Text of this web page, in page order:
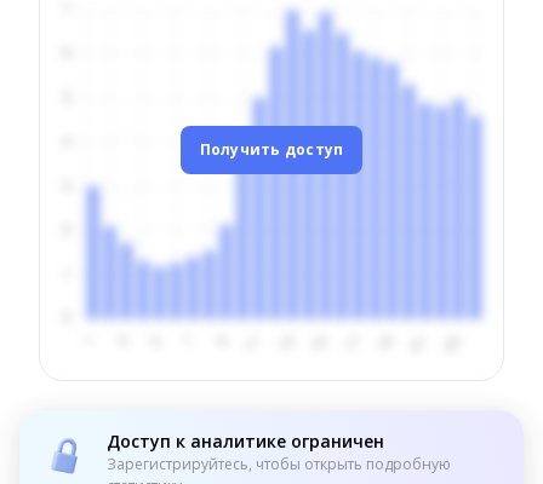
Получить доступ
Доступ к аналитике ограничен
Зарегистрируйтесь, чтобы открыть подробную